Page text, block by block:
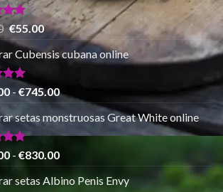
€150.00
hasta
€865.00
El
precio
original
era:
€80.00.
€55.00El
precio
actual
€55.00.
Cubensis cubana online
-€745.00Rango
de
precios:
desde
€140.00
hasta
€745.00
setas monstruosas Great White online
- €830.00Rango
precios:
setas Albino Penis Envy